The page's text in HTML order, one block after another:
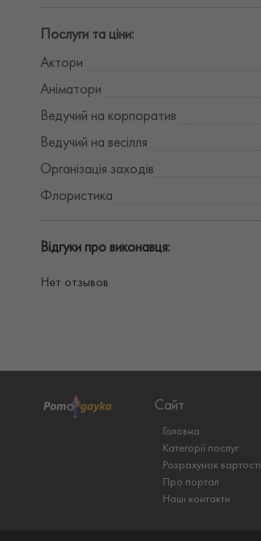
Послуги та ціни:
Актори
Аніматори
Ведучий на корпоратив
Ведучий на весілля
Організація заходів
Флористика
Відгуки про виконавця:
Нет отзывов
Сайт
Головна
Категорії послуг
Розрахунок вартості
Про портал
Наші контакти